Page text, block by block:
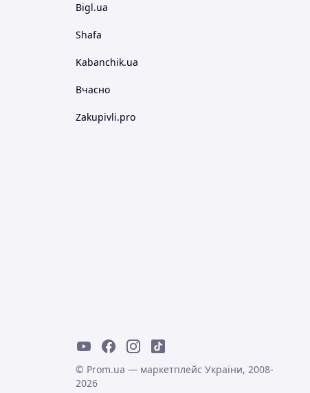
Bigl.ua
Shafa
Kabanchik.ua
Вчасно
Zakupivli.pro
© Prom.ua — маркетплейс України, 2008-
2026